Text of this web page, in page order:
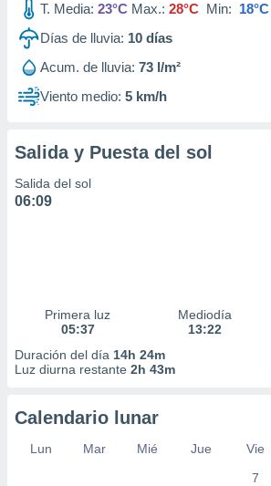
T. Media: 23°C Max.: 28°C Min: 18°C
Días de lluvia: 10 días
Acum. de lluvia: 73 l/m²
Viento medio: 5 km/h
Salida y Puesta del sol
Salida del sol
06:09
Primera luz
05:37
Mediodía
13:22
Duración del día 14h 24m
Luz diurna restante 2h 43m
Calendario lunar
Lun Mar Mié Jue Vie
7